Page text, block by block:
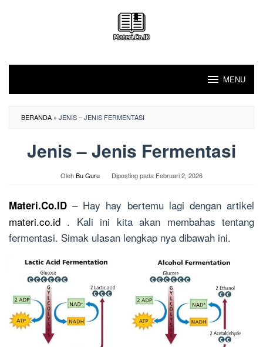
MENU
BERANDA » JENIS – JENIS FERMENTASI
Jenis – Jenis Fermentasi
OlehBu Guru Diposting pada Februari 2, 2026
Materi.Co.ID – Hay hay bertemu lagi dengan artikel
materi.co.id . Kali ini kita akan membahas tentang
fermentasi. Simak ulasan lengkap nya dibawah ini.